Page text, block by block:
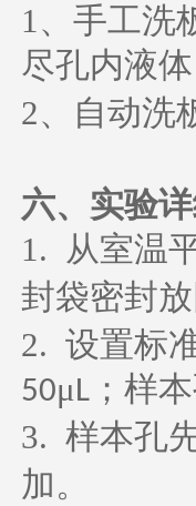
1、 手工洗
尽孔内液
2、 自动洗
六、 实验
1. 从室温
封袋密封
2. 设置标
50μL ；样
3. 样本孔
加。